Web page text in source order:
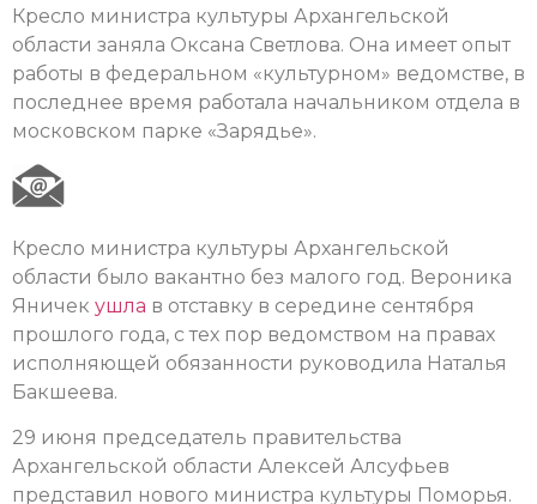
Кресло министра культуры Архангельской
области заняла Оксана Светлова. Она имеет опыт
работы в федеральном «культурном» ведомстве, в
последнее время работала начальником отдела в
московском парке «Зарядье».
Кресло министра культуры Архангельской
области было вакантно без малого год. Вероника
Яничек ушла в отставку в середине сентября
прошлого года, с тех пор ведомством на правах
исполняющей обязанности руководила Наталья
Бакшеева.
29 июня председатель правительства
Архангельской области Алексей Алсуфьев
представил нового министра культуры Поморья.